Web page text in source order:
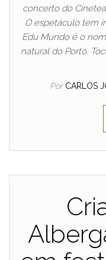
concerto do
O espetáculo tem
Edu Mundo é o
natural do Porto.
Por CARLOS